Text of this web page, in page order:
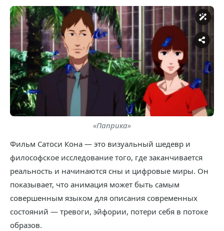
«Паприка»
Фильм Сатоси Кона — это визуальный шедевр и
философское исследование того, где заканчивается
реальность и начинаются сны и цифровые миры. Он
показывает, что анимация может быть самым
совершенным языком для описания современных
состояний — тревоги, эйфории, потери себя в потоке
образов.